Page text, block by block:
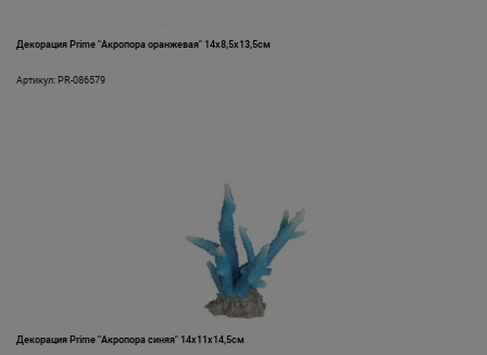
Декорация Prime "Акропора оранжевая" 14х8,5х13,5см
Артикул: PR-086579
Декорация Prime "Акропора синяя" 14х11х14,5см